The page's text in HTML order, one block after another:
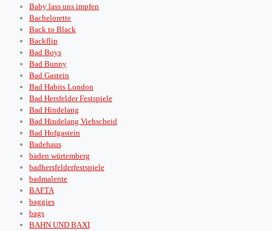
Baby lass uns impfen
Bachelorette
Back to Black
Backflip
Bad Boys
Bad Bunny
Bad Gastein
Bad Habits London
Bad Hersfelder Festspiele
Bad Hindelang
Bad Hindelang Viehscheid
Bad Hofgastein
Badehaus
baden würtemberg
badhersfelderfestspiele
badmalente
BAFTA
baggies
bags
BAHN UND BAXI